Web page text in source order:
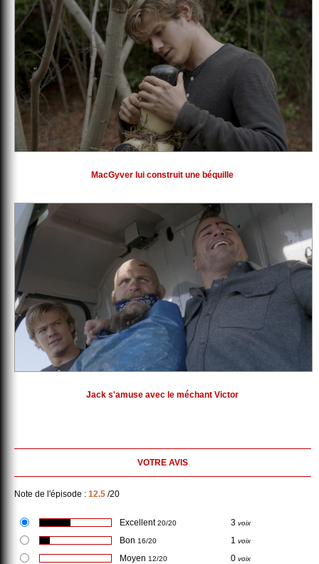
MacGyver lui construit une béquille
Jack s'amuse avec le méchant Victor
VOTRE AVIS
Note de l'épisode : 12.5 /20
Excellent20/20 3 voix
Bon 16/20 1 voix
Moyen 12/20 0 voix